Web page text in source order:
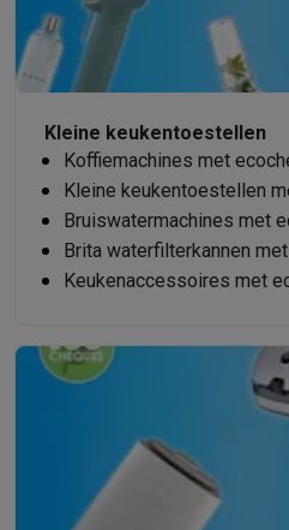
Kleine keukentoestellen
Koffiemachines met
Kleine keukentoestellen
Bruiswatermachines met
Brita waterfilterkannen
Keukenaccessoires met